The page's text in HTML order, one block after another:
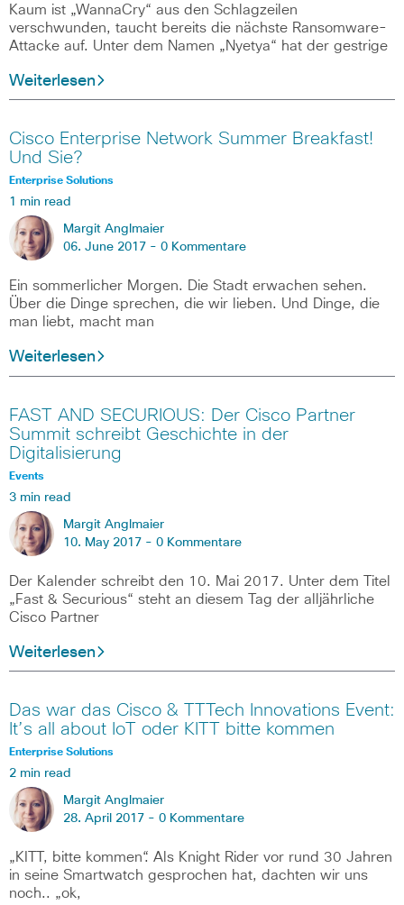
Kaum ist „WannaCry“ aus den Schlagzeilen
verschwunden, taucht bereits die nächste Ransomware-
Attacke auf. Unter dem Namen „Nyetya“ hat der gestrige
Weiterlesen
Cisco Enterprise Network Summer Breakfast!
Und Sie?
Enterprise Solutions
1 min read
Margit Anglmaier
06. June 2017 - 0 Kommentare
Ein sommerlicher Morgen. Die Stadt erwachen sehen.
Über die Dinge sprechen, die wir lieben. Und Dinge, die
man liebt, macht man
Weiterlesen
FAST AND SECURIOUS: Der Cisco Partner
Summit schreibt Geschichte in der
Digitalisierung
Events
3 min read
Margit Anglmaier
10. May 2017 - 0 Kommentare
Der Kalender schreibt den 10. Mai 2017. Unter dem Titel
„Fast & Securious“ steht an diesem Tag der alljährliche
Cisco Partner
Weiterlesen
Das war das Cisco & TTTech Innovations Event:
It’s all about IoT oder KITT bitte kommen
Enterprise Solutions
2 min read
Margit Anglmaier
28. April 2017 - 0 Kommentare
„KITT, bitte kommen“. Als Knight Rider vor rund 30 Jahren
in seine Smartwatch gesprochen hat, dachten wir uns
noch.. „ok,